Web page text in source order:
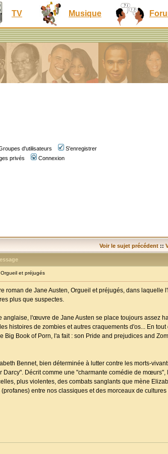
TV Musique
d'utilisateurs
S'enregistrer
privés Connexion
Voir le sujet précédent ::
et préjugés
de Jane Austen, Orgueil et préjugés, dans laquelle
plus que suspectes.
l'œuvre de Jane Austen se place toujours assez
histoires de zombies et autres craquements d'os... En tout
Big Book of Porn, l'a fait : son Pride and prejudices and
Bennet, bien déterminée à lutter contre les morts-
Décrit comme une "charmante comédie de mœurs",
plus violentes, des combats sanglants que mène
entre nos classiques et des morceaux de cultures